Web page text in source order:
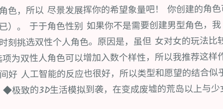
色，所以 尽景发展挥你的希望象量吧！ 你创建的角
）。 于于角色性别 如果你不是需要创建男型角色，
刻挑选双性个人角色。原因是，虽但 女对女的玩法比
为双性人角色可以增加入数个样性，所以我推荐这
好 人工智能的反应也很好，所以类型和愿望的结合似
极致的3D生活模拟到袭，在变成废墟的荒岛以上与